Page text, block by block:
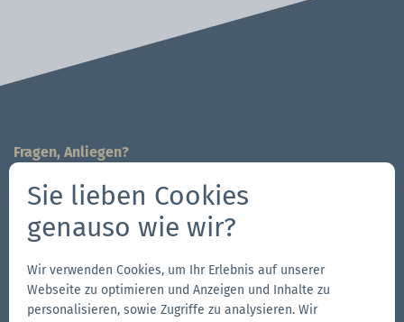
Fragen, Anliegen?
704-312-1600
Kontaktieren Sie uns
Follow us
Zur
Zur Folge Zur
Sie lieben Cookies
genauso wie wir?
Wir verwenden Cookies, um Ihr Erlebnis auf unserer
Webseite zu optimieren und Anzeigen und Inhalte zu
personalisieren, sowie Zugriffe zu analysieren. Wir